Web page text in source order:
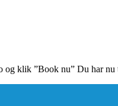
og klik ”Book nu” Du har